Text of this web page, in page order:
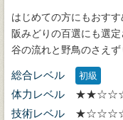
はじめての方にもおす
阪みどりの百選にも選
谷の流れと野鳥のさえず
総合レベル 初級
体力レベル
技術レベル